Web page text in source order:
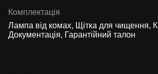
Комплектація
Лампа від комах, Щітка для чищення,
Документація, Гарантійний талон